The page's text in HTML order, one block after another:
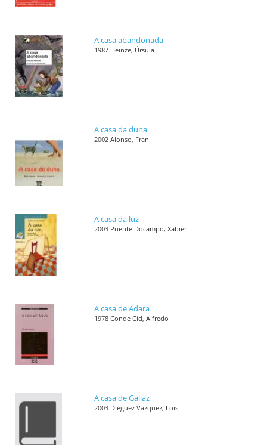
A casa abandonada
1987 Heinze, Úrsula
A casa da duna
2002 Alonso, Fran
A casa da luz
2003 Puente Docampo, Xabier
A casa de Adara
1978 Conde Cid, Alfredo
A casa de Galiaz
2003 Diéguez Vázquez, Lois